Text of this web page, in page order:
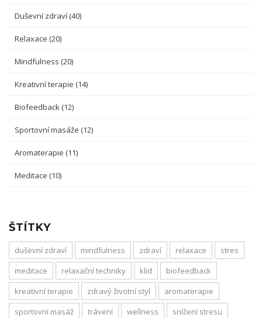
Duševní zdraví (40)
Relaxace (20)
Mindfulness (20)
Kreativní terapie (14)
Biofeedback (12)
Sportovní masáže (12)
Aromaterapie (11)
Meditace (10)
ŠTÍTKY
duševní zdraví mindfulness zdraví relaxace
stres
meditace
relaxační techniky klid
biofeedback
kreativní terapie
zdravý životní styl
aromaterapie
sportovní masáž
trávení wellness
snížení stresu